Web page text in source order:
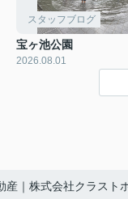
スタッフブログ
宝ヶ池公園
2026.08.01
産｜株式会社クラスト